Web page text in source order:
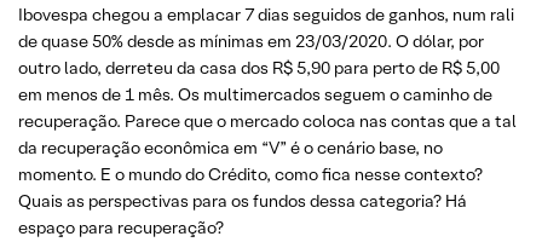
Ibovespa chegou a emplacar 7 dias seguidos de ganhos, num rali
de quase 50% desde as mínimas em 23/03/2020. O dólar, por
outro lado, derreteu da casa dos R$ 5,90 para perto de R$ 5,00
em menos de 1 mês. Os multimercados seguem o caminho de
recuperação. Parece que o mercado coloca nas contas que a tal
da recuperação econômica em “V” é o cenário base, no
momento. E o mundo do Crédito, como fica nesse contexto?
Quais as perspectivas para os fundos dessa categoria? Há
espaço para recuperação?